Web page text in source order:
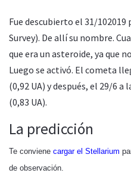
Fue descubierto el 31/
Survey). De allí su nombre.
que era un asteroide, ya que
Luego se activó. El cometa
(0,92 UA) y después, el 29/6
(0,83 UA).
La predicción
Te conviene cargar el Stellarium
de observación.